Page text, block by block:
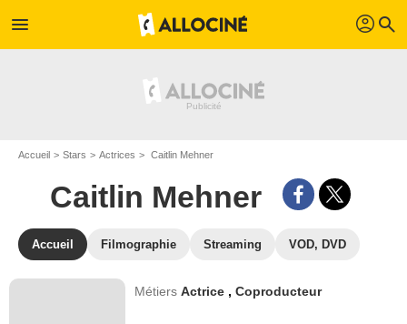
menu profil search
Accueil Stars Actrices Caitlin Mehner
Caitlin Mehner
Accueil Filmographie Streaming VOD, DVD
MétiersActrice ,Coproducteur